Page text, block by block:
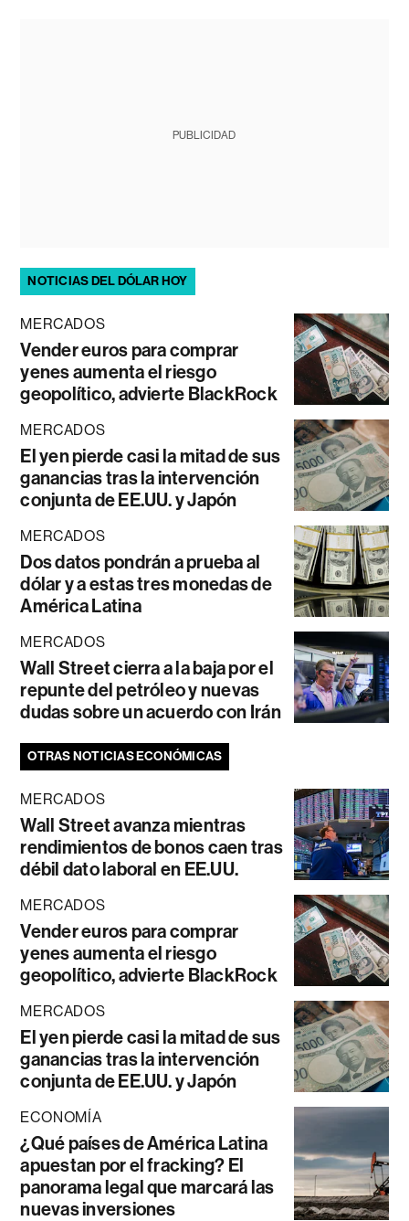
PUBLICIDAD
NOTICIAS DEL DÓLAR HOY
MERCADOS
Vender euros para comprar
yenes aumenta el riesgo
geopolítico, advierte BlackRock
MERCADOS
El yen pierde casi la mitad de sus
ganancias tras la intervención
conjunta de EE.UU. y Japón
MERCADOS
Dos datos pondrán a prueba al
dólar y a estas tres monedas de
América Latina
MERCADOS
Wall Street cierra a la baja por el
repunte del petróleo y nuevas
dudas sobre un acuerdo con Irán
OTRAS NOTICIAS ECONÓMICAS
MERCADOS
Wall Street avanza mientras
rendimientos de bonos caen tras
débil dato laboral en EE.UU.
MERCADOS
Vender euros para comprar
yenes aumenta el riesgo
geopolítico, advierte BlackRock
MERCADOS
El yen pierde casi la mitad de sus
ganancias tras la intervención
conjunta de EE.UU. y Japón
ECONOMÍA
¿Qué países de América Latina
apuestan por el fracking? El
panorama legal que marcará las
nuevas inversiones